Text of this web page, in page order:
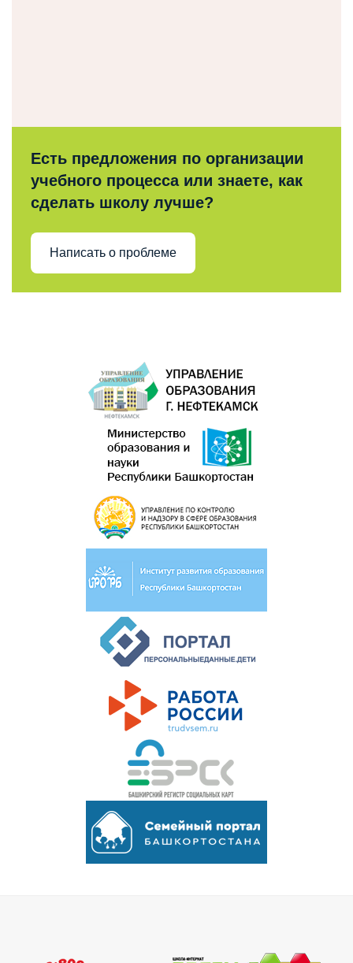
Есть предложения по организации
учебного процесса или знаете, как
сделать школу лучше?
Написать о проблеме